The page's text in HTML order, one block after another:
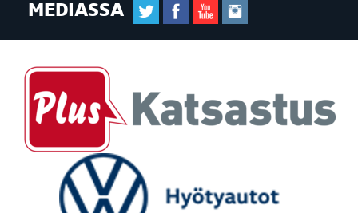
MEDIASSA